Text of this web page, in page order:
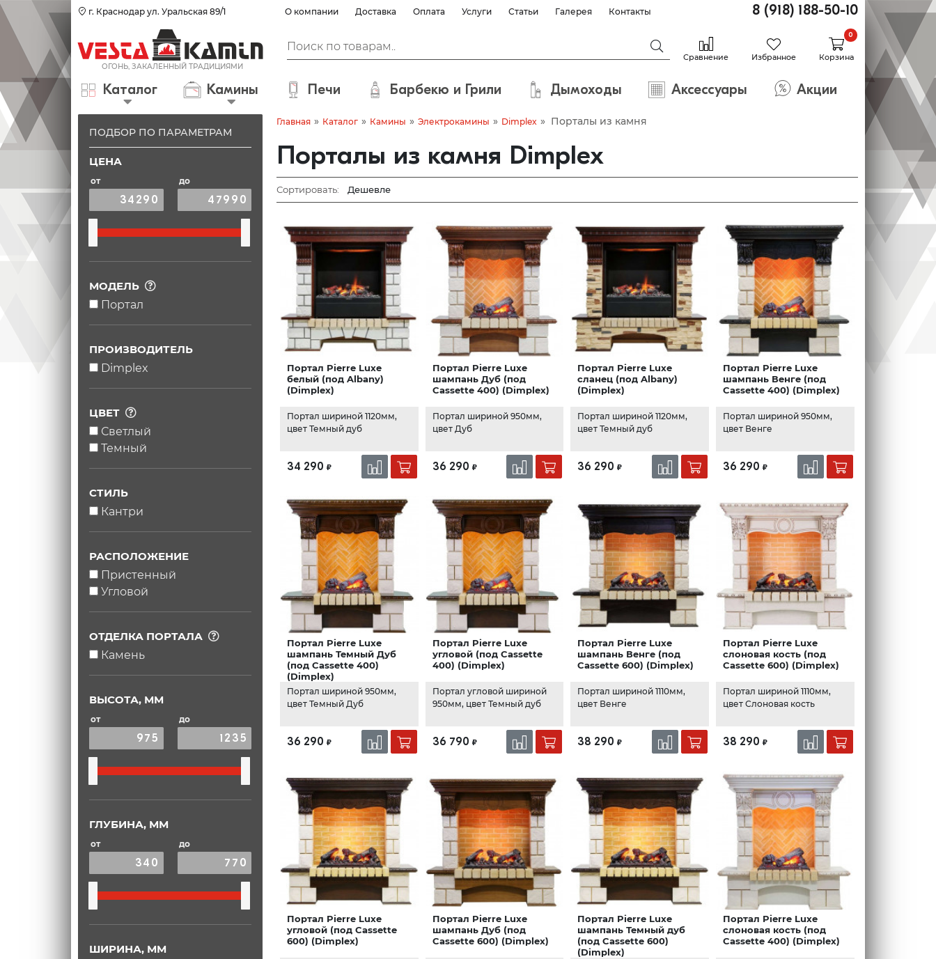
г. Краснодар ул. Уральская 89/1 О компании Доставка Оплата Услуги Статьи Галерея Контакты 8 (918) 188-50-10
Сравнение Избранное Корзина
0
Каталог Камины Печи Барбекю и Грили Дымоходы Аксессуары Акции
ПОДБОР ПО ПАРАМЕТРАМ
ЦЕНА
от до
МОДЕЛЬ
Портал
ПРОИЗВОДИТЕЛЬ
Dimplex
ЦВЕТ
Светлый
Темный
СТИЛЬ
Кантри
РАСПОЛОЖЕНИЕ
Пристенный
Угловой
ОТДЕЛКА ПОРТАЛА
Камень
ВЫСОТА, ММ
от до
ГЛУБИНА, ММ
от до
ШИРИНА, ММ
Главная » Каталог » Камины » Электрокамины » Dimplex » Порталы из камня
Порталы из камня Dimplex
Сортировать:
Портал Pierre Luxe
белый (под Albany)
(Dimplex)
Портал шириной 1120мм,
цвет Темный дуб
34 290 ₽
Портал Pierre Luxe
шампань Дуб (под
Cassette 400) (Dimplex)
Портал шириной 950мм,
цвет Дуб
36 290 ₽
Портал Pierre Luxe
сланец (под Albany)
(Dimplex)
Портал шириной 1120мм,
цвет Темный дуб
36 290 ₽
Портал Pierre Luxe
шампань Венге (под
Cassette 400) (Dimplex)
Портал шириной 950мм,
цвет Венге
36 290 ₽
Портал Pierre Luxe
шампань Темный Дуб
(под Cassette 400)
(Dimplex)
Портал шириной 950мм,
цвет Темный Дуб
36 290 ₽
Портал Pierre Luxe
угловой (под Cassette
400) (Dimplex)
Портал угловой шириной
950мм, цвет Темный дуб
36 790 ₽
Портал Pierre Luxe
шампань Венге (под
Cassette 600) (Dimplex)
Портал шириной 1110мм,
цвет Венге
38 290 ₽
Портал Pierre Luxe
слоновая кость (под
Cassette 600) (Dimplex)
Портал шириной 1110мм,
цвет Слоновая кость
38 290 ₽
Портал Pierre Luxe
угловой (под Cassette
600) (Dimplex)
Портал Pierre Luxe
шампань Дуб (под
Cassette 600) (Dimplex)
Портал Pierre Luxe
шампань Темный дуб
(под Cassette 600)
(Dimplex)
Портал Pierre Luxe
слоновая кость (под
Cassette 400) (Dimplex)